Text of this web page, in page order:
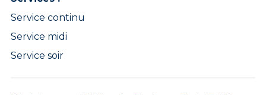
Service continu
Service midi
Service soir